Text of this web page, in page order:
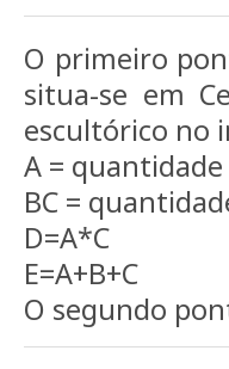
O primeiro
situa-se em
escultórico no
A =
BC =
D=A*C
E=A+B+C
O segundo